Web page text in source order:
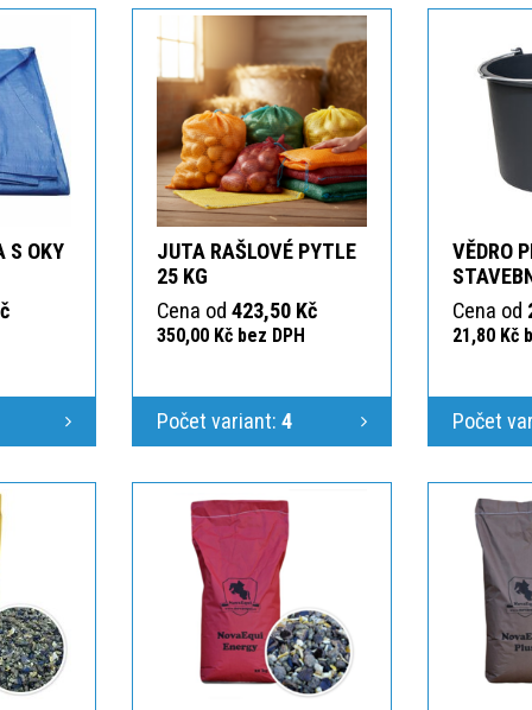
S OKY
JUTA RAŠLOVÉ PYTLE
25 KG
Cena od 423,50 Kč
350,00 Kč bez DPH
Počet variant: 4
VĚDRO
Cena od
21,80 Kč
Počet